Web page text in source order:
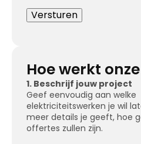
Hoe werkt
1. Beschrijf jouw project
Geef eenvoudig aan welke
elektriciteitswerken je wil
meer details je geeft, hoe
offertes zullen zijn.